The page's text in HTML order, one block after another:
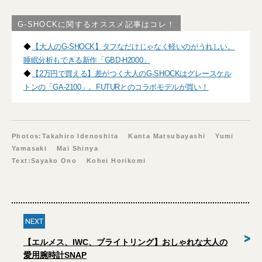
G-SHOCKに関するオススメ記事はコレ！
◆ 【大人のG-SHOCK】タフなだけじゃなく軽いのがうれしい。
睡眠分析もできる新作「GBD-H2000」
◆ 【2万円で買える】差がつく大人のG-SHOCKはグレースケル
トンの「GA-2100」。FUTURとのコラボモデルが買い！
Photos:Takahiro Idenoshita Kanta Matsubayashi Yumi
Yamasaki Mai Shinya
Text:Sayako Ono Kohei Horikomi
NEXT
【エルメス、IWC、ブライトリング】おしゃれな大人の
愛用腕時計SNAP
>